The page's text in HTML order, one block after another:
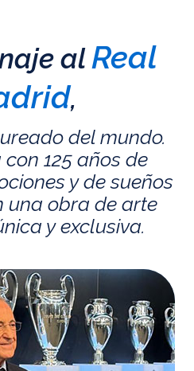
alReal
,
del mundo.
125 años de
y de sueños
una obra de arte
y exclusiva.